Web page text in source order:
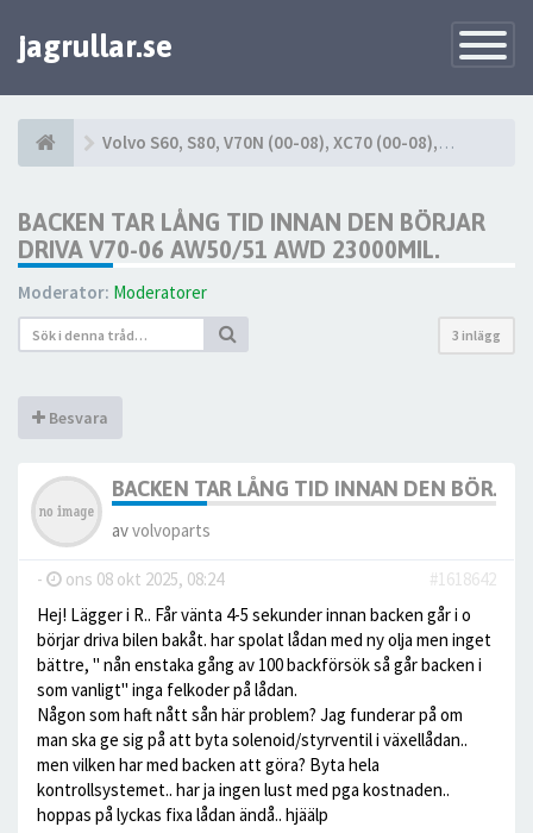
Toggle
jagrullar.se
Volvo S60, S80, V70N (00-08), XC70 (00-08), XC90 (03-14)
BACKEN TAR LÅNG TID INNAN DEN BÖRJAR
DRIVA V70-06 AW50/51 AWD 23000MIL.
Moderator: Moderatorer
3 inlägg
Besvara
BACKEN TAR LÅNG TID INNAN DEN
avvolvoparts
- ons 08 okt 2025, 08:24
#1618642
Hej! Lägger i R.. Får vänta 4-5 sekunder innan backen går i o
börjar driva bilen bakåt. har spolat lådan med ny olja men inget
bättre, " nån enstaka gång av 100 backförsök så går backen i
som vanligt" inga felkoder på lådan.
Någon som haft nått sån här problem? Jag funderar på om
man ska ge sig på att byta solenoid/styrventil i växellådan..
men vilken har med backen att göra? Byta hela
kontrollsystemet.. har ja ingen lust med pga kostnaden..
hoppas på lyckas fixa lådan ändå.. hjäälp